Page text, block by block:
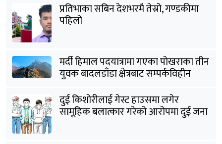
प्रतिभाका सबिन देशभरमै तेस्रो, गण्डकीमा
पहिलो
मर्दी हिमाल पदयात्रामा गएका पोखराका तीन
युवक बादलडाँडा क्षेत्रबाट सम्पर्कविहीन
दुई किशोरीलाई गेस्ट हाउसमा लगेर
सामूहिक बलात्कार गरेको आरोपमा दुई जना